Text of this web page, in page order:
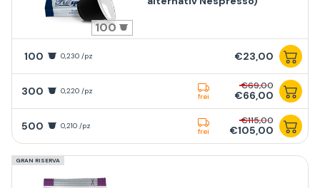
100
100 0,230 /pz €23,00
300 0,220 /pz
frei
€69,00
€66,00
500 0,210 /pz
frei
€115,00
€105,00
GRAN RISERVA